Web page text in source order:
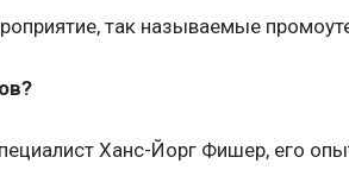
так называемые
Ханс-Йорг Фишер, его